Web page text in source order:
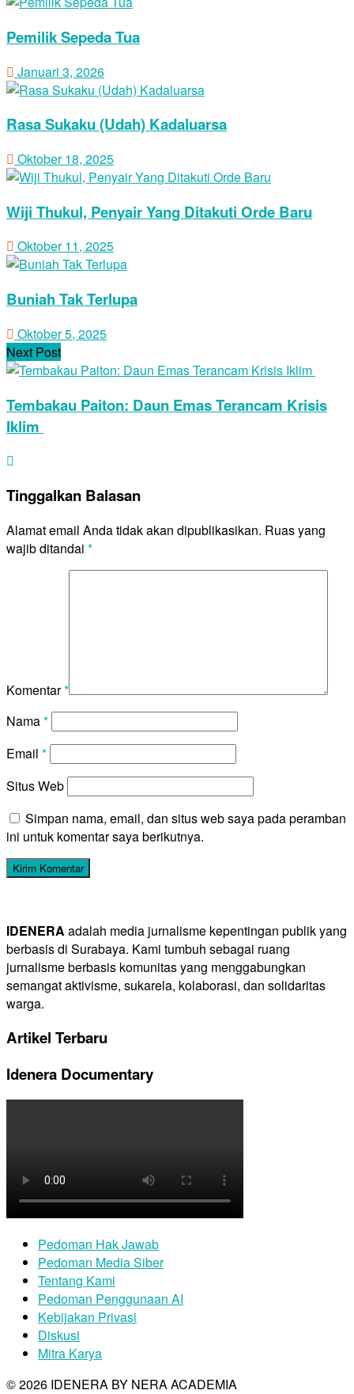
Pemilik Sepeda Tua
Januari 3, 2026
Rasa Sukaku (Udah) Kadaluarsa
Oktober 18, 2025
Wiji Thukul, Penyair Yang Ditakuti Orde Baru
Oktober 11, 2025
Buniah Tak Terlupa
Oktober 5, 2025
Next Post
Tembakau Paiton: Daun Emas Terancam Krisis
Iklim
Tinggalkan Balasan
Alamat email Anda tidak akan dipublikasikan. Ruas yang
wajib ditandai *
Komentar*
Nama*
Email *
Situs Web
Simpan nama, email, dan situs web saya pada peramban
ini untuk komentar saya berikutnya.
IDENERA adalah media jurnalisme kepentingan publik yang
berbasis di Surabaya. Kami tumbuh sebagai ruang
jurnalisme berbasis komunitas yang menggabungkan
semangat aktivisme, sukarela, kolaborasi, dan solidaritas
warga.
Artikel Terbaru
Idenera Documentary
Pedoman Hak Jawab
Pedoman Media Siber
Tentang Kami
Pedoman Penggunaan AI
Kebijakan Privasi
Diskusi
Mitra Karya
© 2026 IDENERA BY NERA ACADEMIA